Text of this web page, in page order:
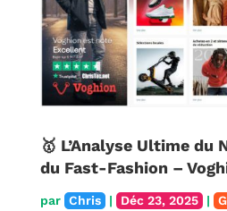
🥇 L’Analyse Ultime du
du Fast-Fashion –
par Chris | Déc 23, 2025 |